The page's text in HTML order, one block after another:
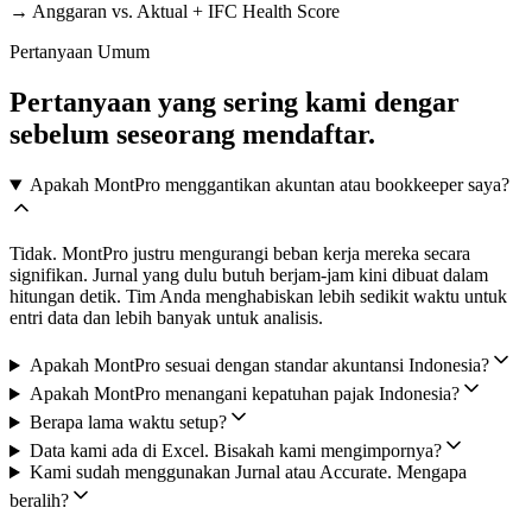
→ Anggaran vs. Aktual + IFC Health Score
Pertanyaan Umum
Pertanyaan yang sering kami dengar
sebelum seseorang mendaftar.
Apakah MontPro menggantikan akuntan atau bookkeeper saya?
Tidak. MontPro justru mengurangi beban kerja mereka secara
signifikan. Jurnal yang dulu butuh berjam-jam kini dibuat dalam
hitungan detik. Tim Anda menghabiskan lebih sedikit waktu untuk
entri data dan lebih banyak untuk analisis.
Apakah MontPro sesuai dengan standar akuntansi Indonesia?
Apakah MontPro menangani kepatuhan pajak Indonesia?
Berapa lama waktu setup?
Data kami ada di Excel. Bisakah kami mengimpornya?
Kami sudah menggunakan Jurnal atau Accurate. Mengapa
beralih?